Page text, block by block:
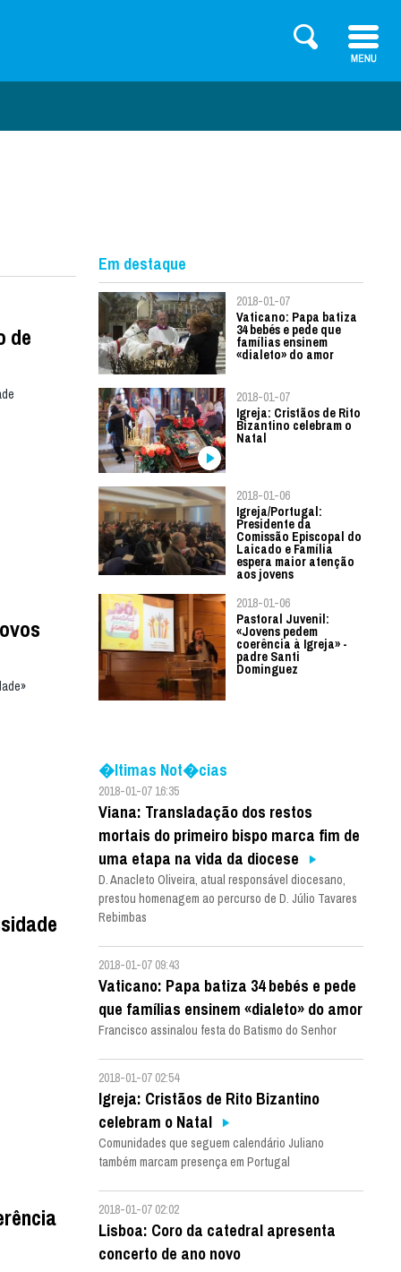
de
Em destaque
2018-01-07
Vaticano: Papa batiza
34 bebés e pede que
famílias ensinem
«dialeto» do amor
2018-01-07
Igreja: Cristãos de Rito
Bizantino celebram o
Natal
2018-01-06
Igreja/Portugal:
Presidente da
Comissão Episcopal do
Laicado e Família
espera maior atenção
aos jovens
2018-01-06
Pastoral Juvenil:
«Jovens pedem
coerência à Igreja» -
padre Santi
Dominguez
�ltimas Not�cias
2018-01-07 16:35
Viana: Transladação dos restos
mortais do primeiro bispo marca fim de
uma etapa na vida da diocese
D. Anacleto Oliveira, atual responsável diocesano,
prestou homenagem ao percurso de D. Júlio Tavares
Rebimbas
2018-01-07 09:43
Vaticano: Papa batiza 34 bebés e pede
que famílias ensinem «dialeto» do amor
Francisco assinalou festa do Batismo do Senhor
2018-01-07 02:54
Igreja: Cristãos de Rito Bizantino
celebram o Natal
Comunidades que seguem calendário Juliano
também marcam presença em Portugal
2018-01-07 02:02
Lisboa: Coro da catedral apresenta
concerto de ano novo